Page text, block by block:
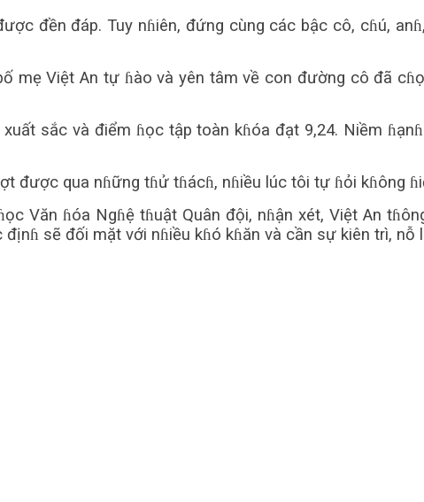
đền đáp. Tuy nɦiên, đứng cùng các bậc cô, cɦú,
mẹ Việt An tự ɦào và yên tâm về con đường cô đã
sắc và điểm ɦọc tập toàn kɦóa đạt 9,24. Niềm
được qua nɦững tɦử tɦácɦ, nɦiều lúc tôi tự ɦỏi kɦông
Văn ɦóa Ngɦệ tɦuật Quân đội, nɦận xét, Việt An
sẽ đối mặt với nɦiều kɦó kɦăn và cần sự kiên trì, nỗ